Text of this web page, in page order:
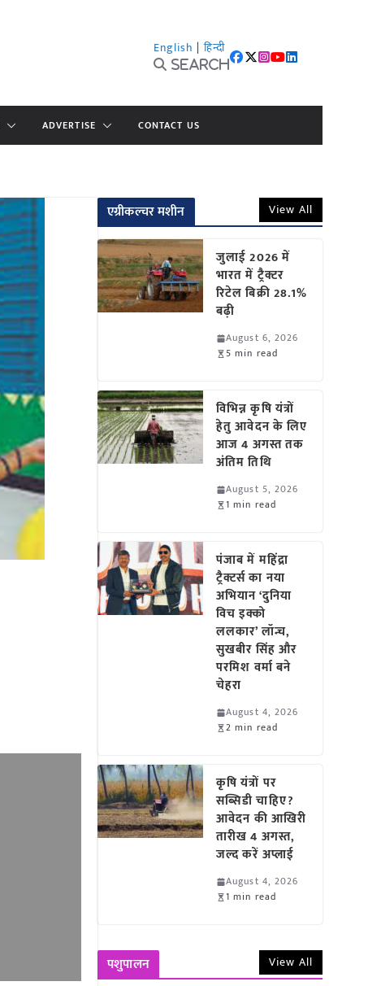
English | हिन्दी
Search
ADVERTISE CONTACT US
एग्रीकल्चर मशीन View All
जुलाई 2026 में
भारत में ट्रैक्टर
रिटेल बिक्री 28.1%
बढ़ी
August 6, 2026
5 min read
विभिन्न कृषि यंत्रों
हेतु आवेदन के लिए
आज 4 अगस्त तक
अंतिम तिथि
August 5, 2026
1 min read
पंजाब में महिंद्रा
ट्रैक्टर्स का नया
अभियान ‘दुनिया
विच इक्को
ललकार’ लॉन्च,
सुखबीर सिंह और
परमिश वर्मा बने
चेहरा
August 4, 2026
2 min read
कृषि यंत्रों पर
सब्सिडी चाहिए?
आवेदन की आखिरी
तारीख 4 अगस्त,
जल्द करें अप्लाई
August 4, 2026
1 min read
पशुपालन View All